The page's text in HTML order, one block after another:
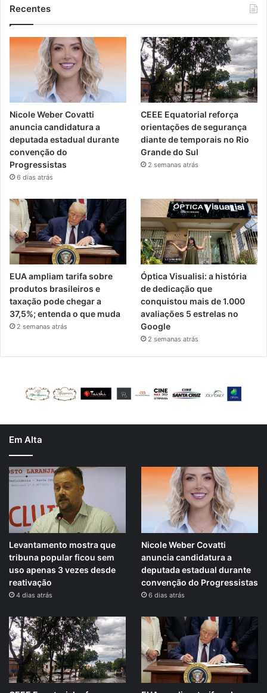
Recentes
Nicole Weber Covatti
anuncia candidatura a
deputada estadual durante
convenção do
Progressistas
6 dias atrás
CEEE Equatorial reforça
orientações de segurança
diante de temporais no Rio
Grande do Sul
2 semanas atrás
EUA ampliam tarifa sobre
produtos brasileiros e
taxação pode chegar a
37,5%; entenda o que muda
2 semanas atrás
Óptica Visualisi: a história
de dedicação que
conquistou mais de 1.000
avaliações 5 estrelas no
Google
2 semanas atrás
Em Alta
Levantamento mostra que
tribuna popular ficou sem
uso apenas 3 vezes desde
reativação
4 dias atrás
Nicole Weber Covatti
anuncia candidatura a
deputada estadual durante
convenção do Progressistas
6 dias atrás